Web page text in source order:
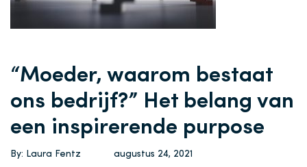
“Moeder, waarom bestaat
ons bedrijf?” Het belang van
een inspirerende purpose
By: Laura Fentz augustus 24, 2021